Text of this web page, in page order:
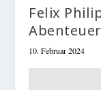
Felix
10. Februar 2024